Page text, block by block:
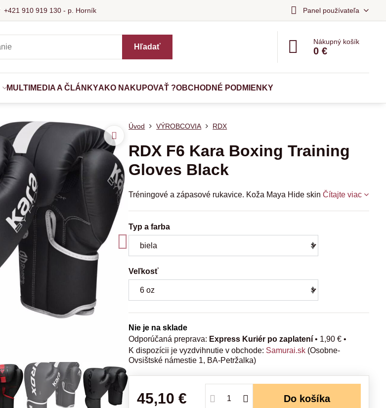
+421 910 919 130 - p. Horník Panel používateľa
Hľadať
Nákupný košík
0 €
MULTIMEDIA A ČLÁNKYAKO NAKUPOVAŤ ?OBCHODNÉ PODMIENKY
Úvod VÝROBCOVIA RDX
RDX F6 Kara Boxing Training
Gloves Black
Tréningové a zápasové rukavice. Koža Maya Hide skinČítajte viac
Typ a farba
Veľkosť
Nie je na sklade
Express Kuriér po zaplatení • 1,90 € •
Samurai.sk (Osobne-
Ovsištské námestie 1, BA-Petržalka)
45,10 € Do košíka